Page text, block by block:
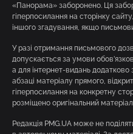
«Панорама» заборонено. Ця
гіперпосилання на сторінку
іншого згадування, якщо
У разі отримання письмового
допускається за умови
а для інтернет-видань
абзаці матеріалу прямого,
гіперпосилання на конкретну
розміщено оригінальний
Редакція PMG.UA може не